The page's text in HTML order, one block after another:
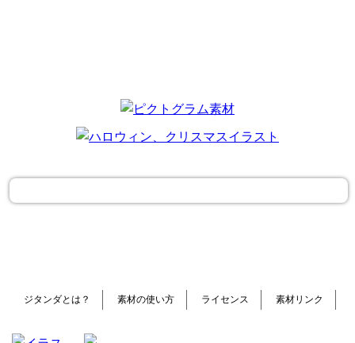
ジタンダとは？ 素材の使い方 ライセンス 素材リンク